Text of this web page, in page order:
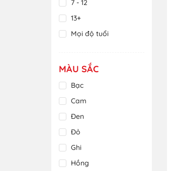
7 - 12
13+
Mọi độ tuổi
MÀU SẮC
Bạc
Cam
Đen
Đỏ
Ghi
Hồng